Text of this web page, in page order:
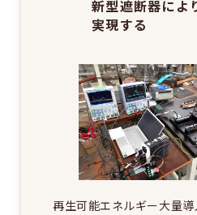
新型遮断器によ
実現する
再生可能エネルギー大量